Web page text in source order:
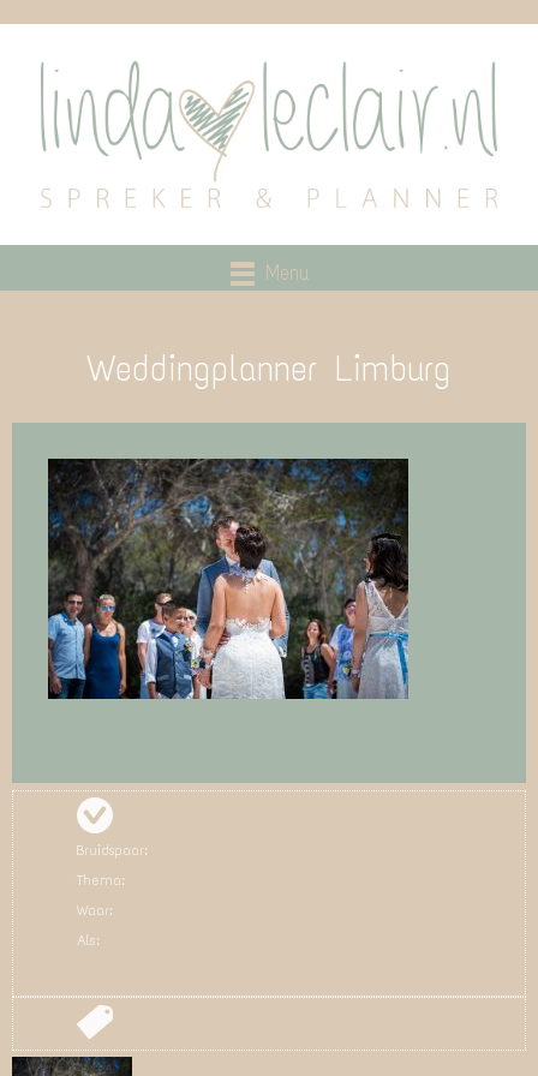
Menu
Weddingplanner Limburg
Bruidspaar:
Thema:
Waar:
Als: